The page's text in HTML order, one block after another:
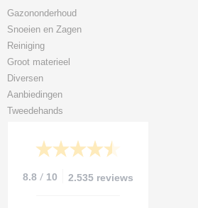
Gazononderhoud
Snoeien en Zagen
Reiniging
Groot materieel
Diversen
Aanbiedingen
Tweedehands
8.8 / 10 2.535 reviews